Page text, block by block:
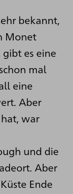
bekannt,
Monet
es eine
mal
eine
Aber
war
und die
Aber
Ende